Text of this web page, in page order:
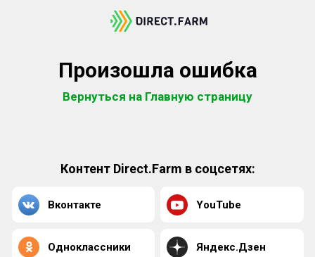
Произошла ошибка
Вернуться на Главную страницу
Контент Direct.Farm в соцсетях:
Вконтакте YouTube
Одноклассники Яндекс.Дзен